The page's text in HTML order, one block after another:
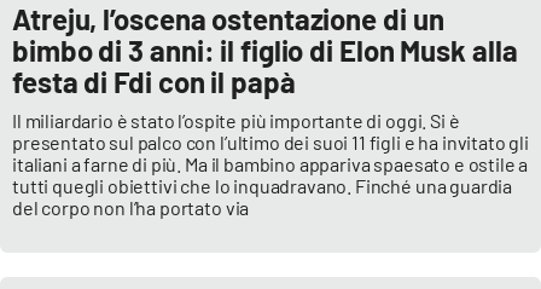
Atreju, l’oscena ostentazione di un
bimbo di 3 anni: il figlio di Elon Musk alla
festa di Fdi con il papà
Il miliardario è stato l’ospite più importante di oggi. Si è
presentato sul palco con l’ultimo dei suoi 11 figli e ha invitato gli
italiani a farne di più. Ma il bambino appariva spaesato e ostile a
tutti quegli obiettivi che lo inquadravano. Finché una guardia
del corpo non l’ha portato via